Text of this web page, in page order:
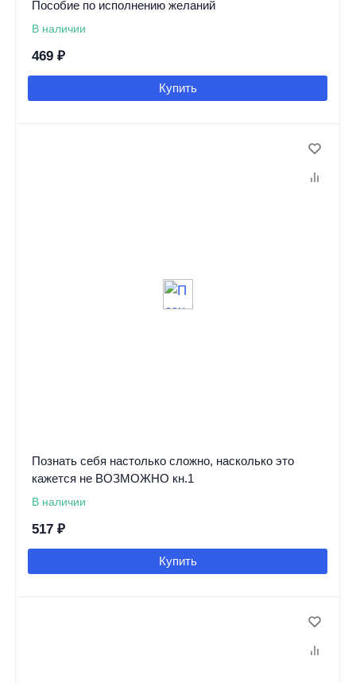
Пособие по исполнению желаний
В наличии
469 ₽
Купить
Познать себя настолько сложно, насколько это
кажется не ВОЗМОЖНО кн.1
В наличии
517 ₽
Купить